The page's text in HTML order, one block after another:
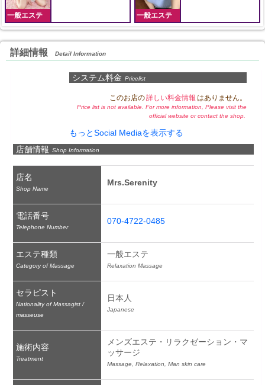
一般エステ 一般エステ
詳細情報 Detail Information
システム料金 Pricelist
このお店の詳しい料金情報 はありません。
Price list is not available. For more information, Please visit the
official website or contact the shop.
もっとSocial Mediaを表示する
店舗情報 Shop Information
店名
Shop Name
Mrs.Serenity
電話番号
Telephone Number
070-4722-0485
エステ種類
Category of Massage
一般エステ
Relaxation Massage
セラピスト
Nationality of Massagist /
masseuse
日本人
Japanese
施術内容
Treatment
メンズエステ・リラクゼーション・マ
ッサージ
Massage, Relaxation, Man skin care